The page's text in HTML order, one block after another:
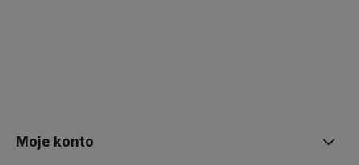
Moje konto